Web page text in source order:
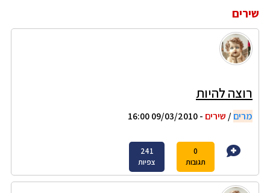
שירים
רוצה להיות
מרים/ שירים - 09/03/2010 16:00
0
תגובות
241
צפיות